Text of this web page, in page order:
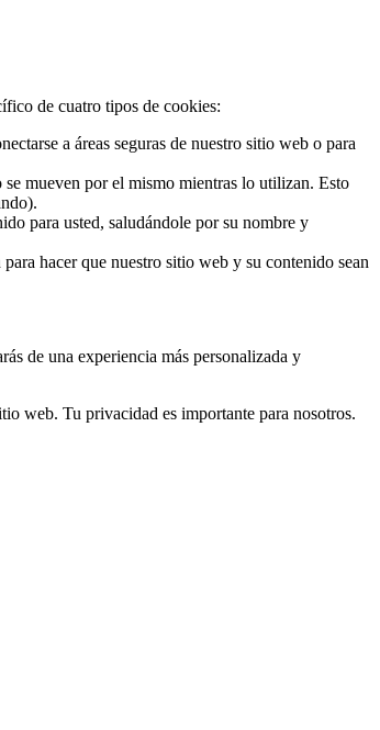
de cuatro tipos de cookies:
a áreas seguras de nuestro sitio web o para
mueven por el mismo mientras lo utilizan. Esto
para usted, saludándole por su nombre y
hacer que nuestro sitio web y su contenido sean
de una experiencia más personalizada y
web. Tu privacidad es importante para nosotros.